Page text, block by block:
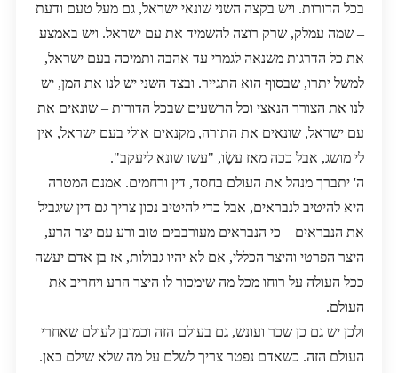
בכל הדורות. ויש בקצה השני שונאי ישראל, גם מעל טעם ודעת
– שמה עמלק, שרק רוצה להשמיד את עם ישראל. ויש באמצע
את כל הדרגות משנאה לגמרי עד אהבה ותמיכה בעם ישראל,
למשל יתרו, שבסוף הוא התגייר. ובצד השני יש לנו את המן, יש
לנו את הצורר הנאצי וכל הרשעים שבכל הדורות – שונאים את
עם ישראל, שונאים את התורה, מקנאים אולי בעם ישראל, אין
לי מושג, אבל ככה מאז עשָׂו, "עשו שונא ליעקב".
ה' יתברך מנהל את העולם בחסד, דין ורחמים. אמנם המטרה
היא להיטיב לנבראים, אבל כדי להיטיב נכון צריך גם דין שיגביל
את הנבראים – כי הנבראים מעורבבים טוב ורע עם יצר הרע,
היצר הפרטי והיצר הכללי, אם לא יהיו גבולות, אז בן אדם יעשה
ככל העולה על רוחו מכל מה שימכור לו היצר הרע ויחריב את
העולם.
ולכן יש גם כן שכר ועונש, גם בעולם הזה וכמובן לעולם שאחרי
העולם הזה. כשאדם נפטר צריך לשלם על מה שלא שילם כאן.